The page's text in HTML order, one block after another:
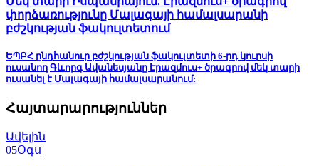
փորձառությունը Մալագայի համալսարանի
բժշկության ֆակուլտետում
ԵՊԲՀ ընդհանուր բժշկության ֆակուլտետի 6-րդ կուրսի
ուսանող Գևորգ Ավանեսյանը Էրազմուս+ ծրագրով մեկ տարի
ուսանել է Մալագայի համալսարանում:
Հայտարարություններ
Ավելին
05Օգս